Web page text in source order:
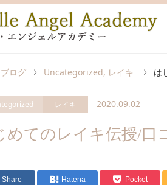
ブログ Uncategorized, レイキ は
レイキ 2020.09.02
めてのレイキ伝授/口
Share Hatena Pocket